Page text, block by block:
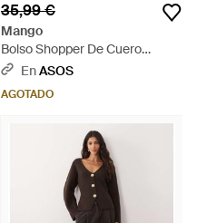
35,99 €
Mango
Bolso Shopper De Cuero
Sintético De - Negro
EnASOS
AGOTADO